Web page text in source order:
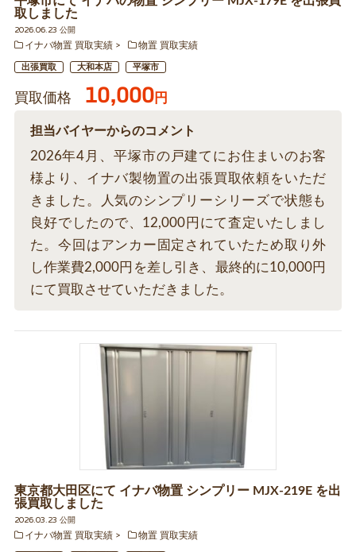
取しました
2026.06.23 公開
イナバ物置 買取実績
物置 買取実績
出張買取 大和本店 平塚市
買取価格 10,000円
担当バイヤーからのコメント
2026年4月、平塚市の戸建てにお住まいのお客
様より、イナバ製物置の出張買取依頼をいただ
きました。人気のシンプリーシリーズで状態も
良好でしたので、12,000円にて査定いたしまし
た。今回はアンカー固定されていたため取り外
し作業費2,000円を差し引き、最終的に10,000円
にて買取させていただきました。
東京都大田区にて イナバ物置 シンプリー MJX-219E を出
張買取しました
2026.03.23 公開
イナバ物置 買取実績
物置 買取実績